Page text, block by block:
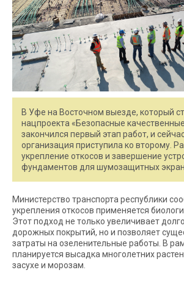
В Уфе на Восточном выезде, который
нацпроекта «Безопасные
закончился первый этап работ, и
организация приступила ко второму.
укрепление откосов и завершение
фундаментов для шумозащитных
Министерство транспорта республики
укрепления откосов применяется
Этот подход не только увеличивает
дорожных покрытий, но и позволяет
затраты на озеленительные работы. В
планируется высадка многолетних
засухе и морозам.